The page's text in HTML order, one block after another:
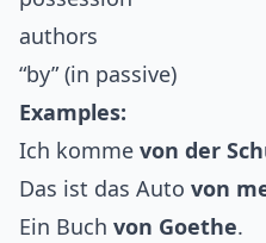
authors
“by” (in passive)
Examples:
Ich komme von der
Das ist das Auto von
Ein Buch von Goethe.